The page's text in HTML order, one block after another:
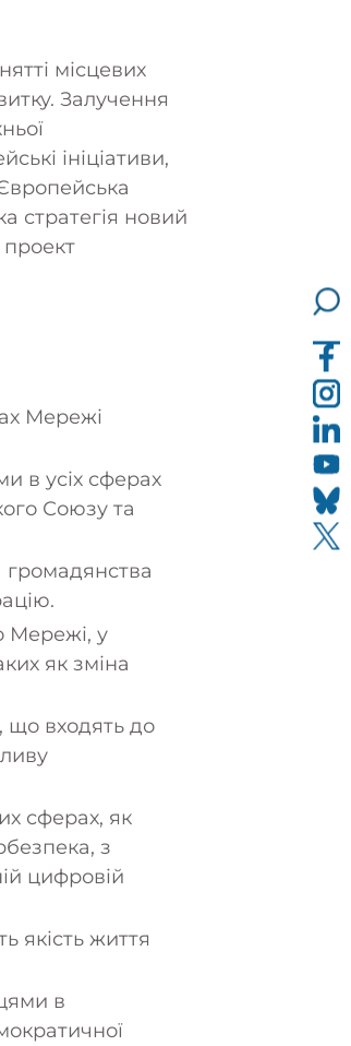
місцевих
Залучення
ініціативи,
стратегія новий
Мережі
в усіх сферах
Союзу та
Мережі, у
як зміна
що входять до
сферах, як
з
цифровій
якість життя
в